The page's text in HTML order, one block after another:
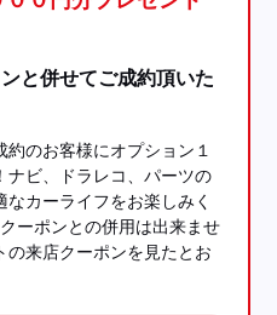
と併せてご成約頂いた
のお客様にオプション１
ナビ、ドラレコ、パーツの
カーライフをお楽しみく
ーポンとの併用は出来ませ
来店クーポンを見たとお